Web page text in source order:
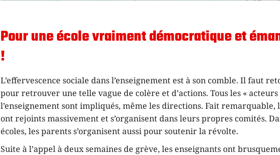
Pour une école vraiment démocratique et
!
L’effervescence sociale dans l’enseignement est à son comble. Il faut
pour retrouver une telle vague de colère et d’actions. Tous les « acteurs
l’enseignement sont impliqués, même les directions. Fait remarquable,
ont rejoints massivement et s’organisent dans leurs propres comités.
écoles, les parents s’organisent aussi pour soutenir la révolte.
Suite à l’appel à deux semaines de grève, les enseignants ont